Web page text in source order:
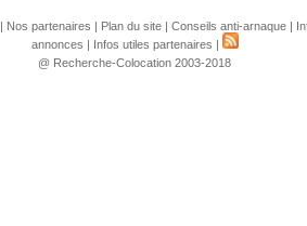
| Nos partenaires | Plan du site| Conseils anti-arnaque|
annonces | Infos utiles partenaires |
@ Recherche-Colocation 2003-2018